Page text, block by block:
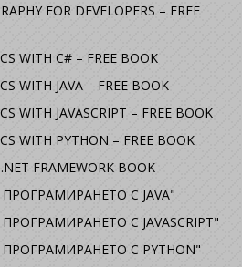
FOR DEVELOPERS – FREE
WITH C# – FREE BOOK
WITH JAVA – FREE BOOK
WITH JAVASCRIPT – FREE BOOK
WITH PYTHON – FREE BOOK
FRAMEWORK BOOK
С JAVA"
С JAVASCRIPT"
С PYTHON"